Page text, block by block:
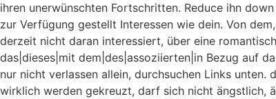
ihren unerwünschten Fortschritten. Reduce ihn
zur Verfügung gestellt Interessen wie dein. Von
derzeit nicht daran interessiert, über eine
das|dieses|mit dem|des|assoziierten|in Bezug auf
nur nicht verlassen allein, durchsuchen Links unten.
wirklich werden gekreuzt, darf sich nicht ängstlich,